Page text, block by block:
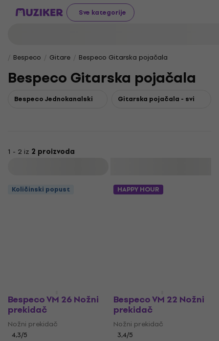
Sve kategorije
Bespeco Gitare Bespeco Gitarska pojačala
Bespeco Gitarska pojačala
Bespeco Jednokanalski Gitarska pojačala - svi
1 - 2 iz 2 proizvoda
Količinski popust
Bespeco VM 26 Nožni
prekidač
Nožni prekidač
4,3/5
HAPPY HOUR
Bespeco VM 22 Nožni
prekidač
Nožni prekidač
3,4/5